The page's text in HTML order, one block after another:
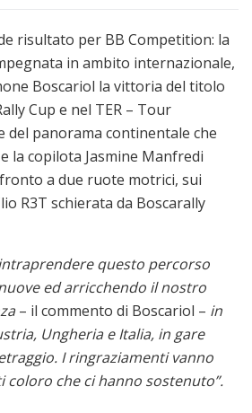
risultato per BB Competition: la
in ambito internazionale,
Boscariol la vittoria del titolo
Cup e nel TER – Tour
del panorama continentale che
la copilota Jasmine Manfredi
a due ruote motrici, sui
R3T schierata da Boscarally
questo percorso
ed arricchendo il nostro
– il commento di Boscariol – in
Ungheria e Italia, in gare
I ringraziamenti vanno
coloro che ci hanno sostenuto”.